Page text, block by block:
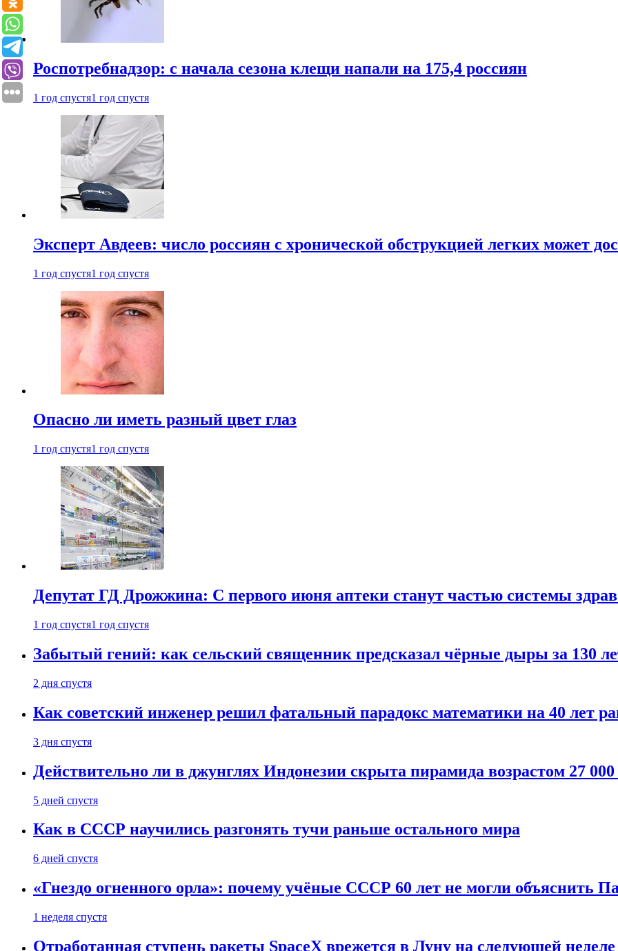
Роспотребнадзор: с начала сезона клещи напали на 175,4 россиян
1 год спустя1 год спустя
Эксперт Авдеев: число россиян с хронической обструкцией легких может
1 год спустя1 год спустя
Опасно ли иметь разный цвет глаз
1 год спустя1 год спустя
Депутат ГД Дрожжина: С первого июня аптеки станут частью системы
1 год спустя1 год спустя
Забытый гений: как сельский священник предсказал чёрные дыры за 130
2 дня спустя
Как советский инженер решил фатальный парадокс математики на 40 лет
3 дня спустя
Действительно ли в джунглях Индонезии скрыта пирамида возрастом 27 000
5 дней спустя
Как в СССР научились разгонять тучи раньше остального мира
6 дней спустя
«Гнездо огненного орла»: почему учёные СССР 60 лет не могли объяснить
1 неделя спустя
Отработанная ступень ракеты SpaceX врежется в Луну на следующей неделе